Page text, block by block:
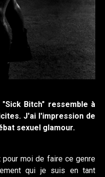
Bitch" ressemble à
J'ai l'impression de
sexuel glamour.
pour moi de faire ce genre
qui je suis en tant